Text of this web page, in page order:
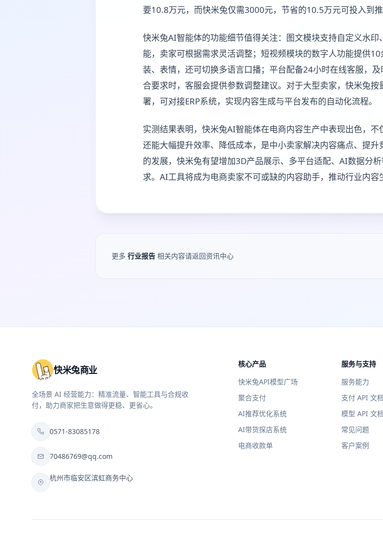
要10.8万元，而快米兔仅需3000元，节省的10.5万元可投入到
快米兔AI智能体的功能细节值得关注：图文模块支持自定义水
能，卖家可根据需求灵活调整；短视频模块的数字人功能提供
装、表情，还可切换多语言口播；平台配备24小时在线客服，
合要求时，客服会提供参数调整建议。对于大型卖家，快米兔
署，可对接ERP系统，实现内容生成与平台发布的自动化流程。
实测结果表明，快米兔AI智能体在电商内容生产中表现出色，不
还能大幅提升效率、降低成本，是中小卖家解决内容痛点、提
的发展，快米兔有望增加3D产品展示、多平台适配、AI数据分
求。AI工具将成为电商卖家不可或缺的内容助手，推动行业内容
更多 行业报告 相关内容请返回资讯中心
快米兔商业
全场景 AI 经营能力：精准流量、智能工具与合规收
付，助力商家把生意做得更稳、更省心。
0571-83085178
70486769@qq.com
杭州市临安区滨虹商务中心
核心产品
快米兔API模型广场
聚合支付
AI推荐优化系统
AI带货探店系统
电商收款单
服务与支持
服务能力
支付 API 文档
模型 API 文档
常见问题
客户案例